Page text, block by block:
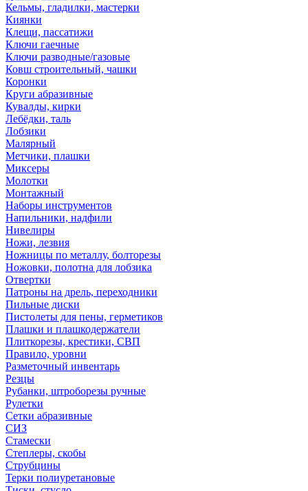
Кельмы, гладилки, мастерки
Киянки
Клещи, пассатижи
Ключи гаечные
Ключи разводные/газовые
Ковш строительный, чашки
Коронки
Круги абразивные
Кувалды, кирки
Лебёдки, таль
Лобзики
Малярный
Метчики, плашки
Миксеры
Молотки
Монтажный
Наборы инструментов
Напильники, надфили
Нивелиры
Ножи, лезвия
Ножницы по металлу, болторезы
Ножовки, полотна для лобзика
Отвертки
Патроны на дрель, переходники
Пильные диски
Пистолеты для пены, герметиков
Плашки и плашкодержатели
Плиткорезы, крестики, СВП
Правило, уровни
Разметочный инвентарь
Резцы
Рубанки, штроборезы ручные
Рулетки
Сетки абразивные
СИЗ
Стамески
Степлеры, скобы
Струбцины
Терки полиуретановые